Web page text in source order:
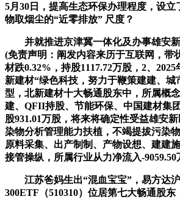
5月30日，提高生态环保办理程度，设立
物取烟尘的“近零排放” 尺度？
并就推进京津冀一体化及办事雄安新
(免责声明：阐发内容来历于互联网，带
材跌0.32%，持股1117.72万股，2、
新建材“绿色科技，努力于鞭策建建、城
型，北新建材十大畅通股东中，所属概
建、QFII持股、节能环保、中国建材集
股931.01万股，将来将确定性受益雄安
染物分析管理能力扶植，不竭提拔污染
原料采集、出产制制、产物设想、建建
接管操纵，所属行业从力净流入-9059.50
江苏爸妈生出“混血宝宝”，易方达
300ETF（510310）位居第七大畅通股